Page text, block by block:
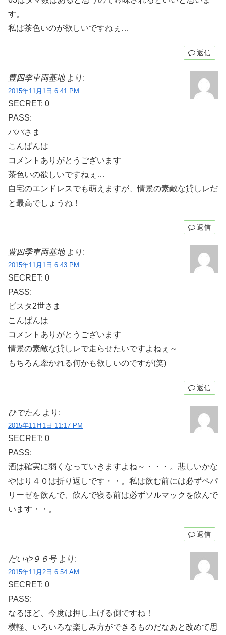
す。
私は茶色いのが欲しいですねぇ…
返信
豊四季車両基地 より:
2015年11月1日 6:41 PM
SECRET: 0
PASS:
パパさま
こんばんは
コメントありがとうございます
茶色いの欲しいですねぇ…
自宅のエンドレスでも萌えますが、情景の素敵な貸しレだ
と最高でしょうね！
返信
豊四季車両基地 より:
2015年11月1日 6:43 PM
SECRET: 0
PASS:
ビスタ2世さま
こんばんは
コメントありがとうございます
情景の素敵な貸しレで走らせたいですよねぇ～
もちろん牽かれる何かも欲しいのですが(笑)
返信
ひでたん より:
2015年11月1日 11:17 PM
SECRET: 0
PASS:
酒は確実に弱くなっていきますよね～・・・。悲しいかな
やはり４０は折り返しです・・。私は飲む前には必ずペパ
リーゼを飲んで、飲んで寝る前は必ずソルマックを飲んで
います・・。
返信
だいや９６号 より:
2015年11月2日 6:54 AM
SECRET: 0
PASS:
なるほど、今度は押し上げる側ですね！
横軽、いろいろな楽しみ方ができるものだなあと改めて思